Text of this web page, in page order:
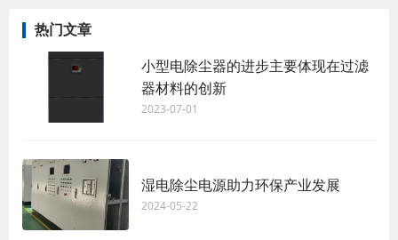
热门文章
小型电除尘器的进步主要体现在过滤
器材料的创新
2023-07-01
湿电除尘电源助力环保产业发展
2024-05-22